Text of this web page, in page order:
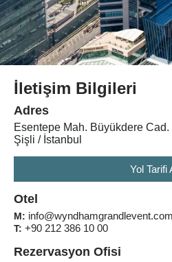
İletişim Bilgileri
Adres
Esentepe Mah. Büyükdere
Şişli / İstanbul
Yol Tarifi
Otel
M: info@wyndhamgrandlevent.com
T: +90 212 386 10 00
Rezervasyon Ofisi